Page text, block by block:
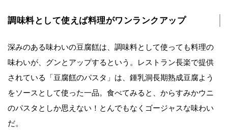
調味料として使えば料理がワンランクアップ
深みのある味わいの豆腐餻は、調味料として使っても料理の
味わいが、グンとアップするという。レストラン長楽で提供
されている「豆腐餻のパスタ」は、鍾乳洞長期熟成豆腐よう
をソースとして使った一品。食べてみると、からすみかウニ
のパスタとしか思えない！とんでもなくゴージャスな味わい
だ。